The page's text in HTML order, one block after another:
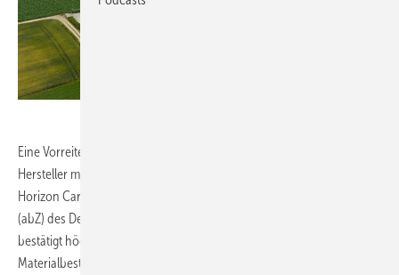
Eine Vorreiterrolle übernimmt dabei AESOLAR. Als einziger PV-Modul-
Hersteller mit Hauptsitz in Europa verfügt das Unternehmen für seine
Horizon Carport-Module über eine Zulassung als Überkopfmodul
(abZ) des Deutschen Instituts für Bautechnik (DIBt). Dieses Gütesiegel
bestätigt höchste Standards in Tragfähigkeit, Brandschutz,
Materialbeständigkeit und Langzeitleistung. Da PV-Module in